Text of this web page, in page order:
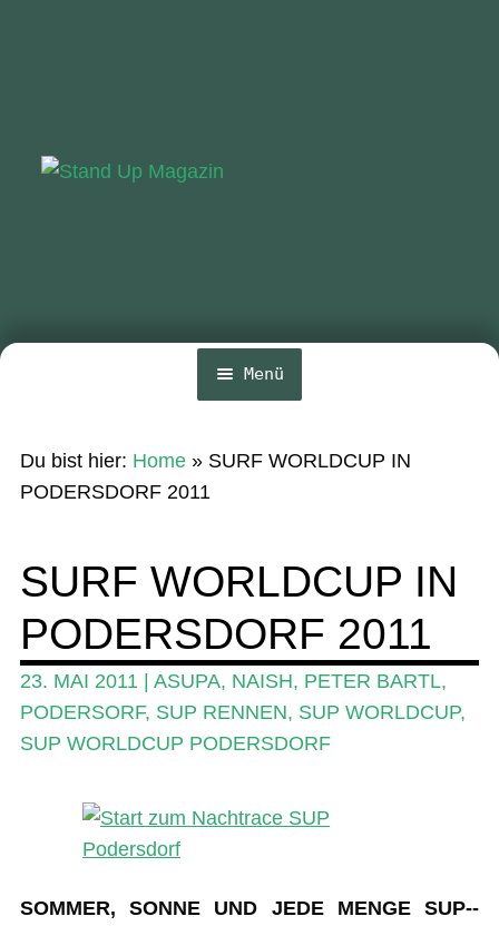
Menü
SUP-Events
Ratgeber
Das Magazin
Stand Up Magazin TV
Mein Konto
Du bist hier: Home» SURF WORLDCUP IN
PODERSDORF 2011
SURF WORLDCUP IN
PODERSDORF 2011
23. MAI 2011 | ASUPA, NAISH, PETER BARTL,
PODERSORF, SUP RENNEN, SUP WORLDCUP,
SUP WORLDCUP PODERSDORF
SOMMER, SONNE UND JEDE MENGE SUP-­